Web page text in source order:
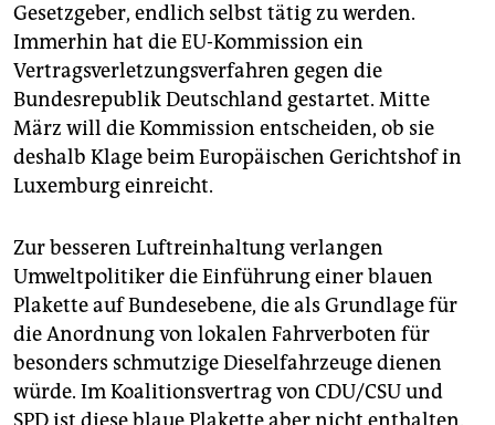
Gesetzgeber, endlich selbst tätig zu werden.
Immerhin hat die EU-Kommission ein
Vertragsverletzungsverfahren gegen die
Bundesrepublik Deutschland gestartet. Mitte
März will die Kommission entscheiden, ob sie
deshalb Klage beim Europäischen Gerichtshof in
Luxemburg einreicht.
Zur besseren Luftreinhaltung verlangen
Umweltpolitiker die Einführung einer blauen
Plakette auf Bundesebene, die als Grundlage für
die Anordnung von lokalen Fahrverboten für
besonders schmutzige Dieselfahrzeuge dienen
würde. Im Koalitionsvertrag von CDU/CSU und